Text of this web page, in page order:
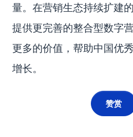
量。在营销生态持续扩建
提供更完善的整合型数字
更多的价值，帮助中国优
增长。
赞赏